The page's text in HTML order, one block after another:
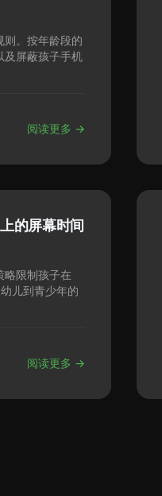
则。按年龄段的
及屏蔽孩子手机
阅读更多 →
的屏幕时间
略限制孩子在
儿到青少年的
阅读更多 →